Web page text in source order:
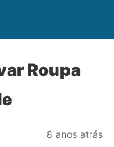
Roupa
8 anos atrás